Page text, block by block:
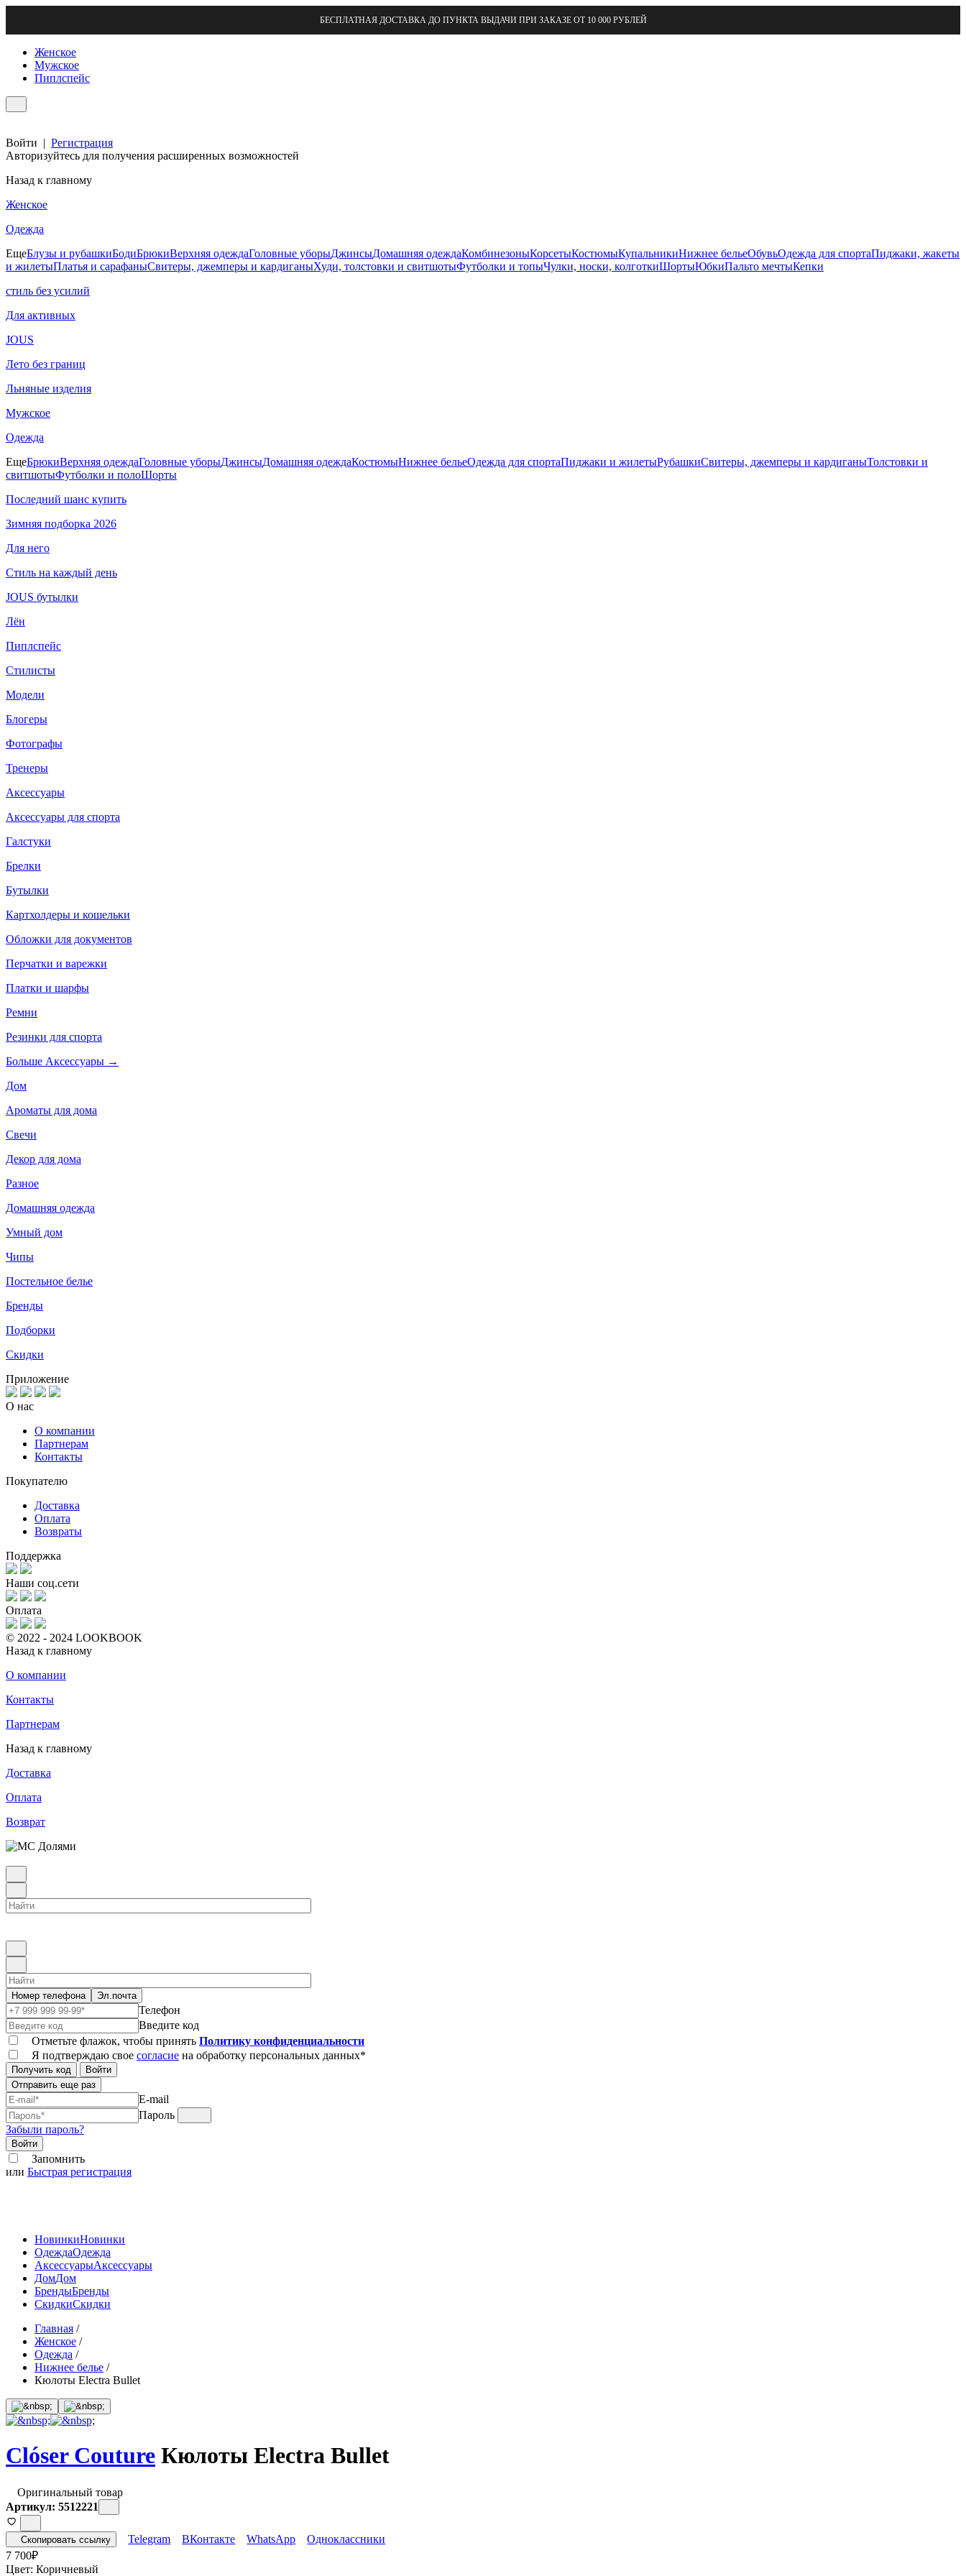
БЕСПЛАТНАЯ ДОСТАВКА ДО ПУНКТА ВЫДАЧИ ПРИ ЗАКАЗЕ ОТ 10 000 РУБЛЕЙ
Женское
Мужское
Пиплспейс
Войти | Регистрация
Авторизуйтесь для получения расширенных возможностей
Назад к главному
Женское
Одежда
ЕщеБлузы и рубашкиБодиБрюкиВерхняя одеждаГоловные уборыДжинсыДомашняя одеждаКомбинезоныКорсетыКостюмыКупальникиНижнее бельеОбувьОдежда для спортаПиджаки, жакеты
и жилетыПлатья и сарафаныСвитеры, джемперы и кардиганыХуди, толстовки и свитшотыФутболки и топыЧулки, носки, колготкиШортыЮбкиПальто мечтыКепки
стиль без усилий
Для активных
JOUS
Лето без границ
Льняные изделия
Мужское
Одежда
ЕщеБрюкиВерхняя одеждаГоловные уборыДжинсыДомашняя одеждаКостюмыНижнее бельеОдежда для спортаПиджаки и жилетыРубашкиСвитеры, джемперы и кардиганыТолстовки и
свитшотыФутболки и полоШорты
Последний шанс купить
Зимняя подборка 2026
Для него
Стиль на каждый день
JOUS бутылки
Лён
Пиплспейс
Стилисты
Модели
Блогеры
Фотографы
Тренеры
Аксессуары
Аксессуары для спорта
Галстуки
Брелки
Бутылки
Картхолдеры и кошельки
Обложки для документов
Перчатки и варежки
Платки и шарфы
Ремни
Резинки для спорта
Больше Аксессуары →
Дом
Ароматы для дома
Свечи
Декор для дома
Разное
Домашняя одежда
Умный дом
Чипы
Постельное белье
Бренды
Подборки
Скидки
Приложение
О нас
О компании
Партнерам
Контакты
Покупателю
Доставка
Оплата
Возвраты
Поддержка
Наши соц.сети
Оплата
© 2022 - 2024 LOOKBOOK
Назад к главному
О компании
Контакты
Партнерам
Назад к главному
Доставка
Оплата
Возврат
Номер телефона Эл.почта
Телефон
Введите код
Отметьте флажок, чтобы принять Политику конфиденциальности
Я подтверждаю свое согласие на обработку персональных данных*
Получить код
Войти
Отправить еще раз
E-mail
Пароль
Забыли пароль?
Войти
Запомнить
или Быстрая регистрация
НовинкиНовинки
ОдеждаОдежда
АксессуарыАксессуары
ДомДом
БрендыБренды
СкидкиСкидки
Главная /
Женское /
Одежда /
Нижнее белье /
Кюлоты Electra Bullet
Clóser Couture Кюлоты Electra Bullet
Оригинальный товар
Артикул: 5512221
Скопировать ссылку Telegram ВКонтакте WhatsApp
Одноклассники
7 700₽
Цвет: Коричневый